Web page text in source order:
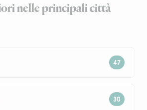
nelle principali città